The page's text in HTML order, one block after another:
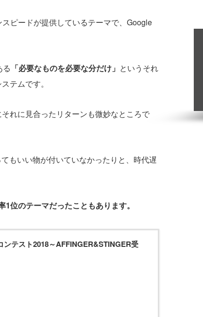
ピードが提供しているテーマで、Google
る 「必要なものを必要な分だけ」 というそれ
テムです。
れに見合ったリターンも微妙なところで
もいい物が付いていなかったりと、時代遅
位のテーマだったこともあります。
ンテスト2018～AFFINGER&STINGER受